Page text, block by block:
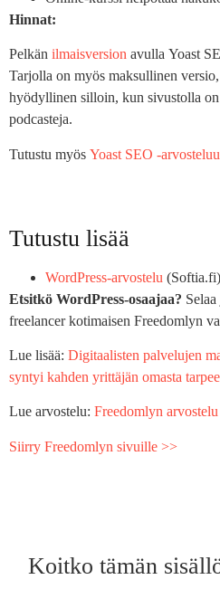
Hinnat:
Pelkän ilmaisversion avulla Yoast
Tarjolla on myös maksullinen
hyödyllinen silloin, kun sivustolla
podcasteja.
Tutustu myös Yoast SEO -
Tutustu lisää
WordPress-arvostelu (Softia.fi)
Etsitkö WordPress-osaajaa?
freelancer kotimaisen Freedomlyn
Lue lisää: Digitaalisten palvelujen
syntyi kahden yrittäjän omasta
Lue arvostelu: Freedomlyn arvostelu
Siirry Freedomlyn sivuille >>
Koitko tämän